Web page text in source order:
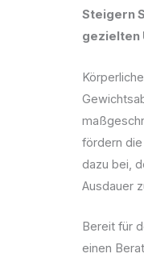
Steigern
gezielten
fördern
dazu bei,
Ausdauer
Bereit für
einen